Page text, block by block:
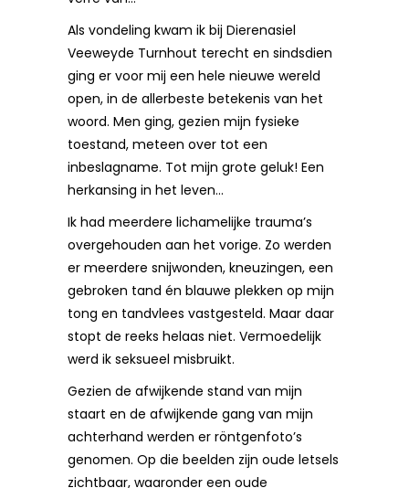
Als vondeling kwam ik bij Dierenasiel
Veeweyde Turnhout terecht en sindsdien
ging er voor mij een hele nieuwe wereld
open, in de allerbeste betekenis van het
woord. Men ging, gezien mijn fysieke
toestand, meteen over tot een
inbeslagname. Tot mijn grote geluk! Een
herkansing in het leven…
Ik had meerdere lichamelijke trauma’s
overgehouden aan het vorige. Zo werden
er meerdere snijwonden, kneuzingen, een
gebroken tand én blauwe plekken op mijn
tong en tandvlees vastgesteld. Maar daar
stopt de reeks helaas niet. Vermoedelijk
werd ik seksueel misbruikt.
Gezien de afwijkende stand van mijn
staart en de afwijkende gang van mijn
achterhand werden er röntgenfoto’s
genomen. Op die beelden zijn oude letsels
zichtbaar, waaronder een oude